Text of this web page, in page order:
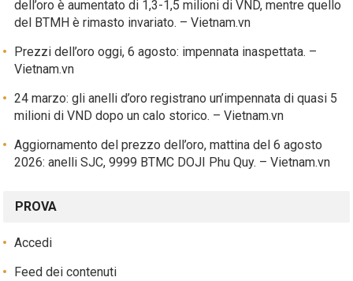
dell’oro è aumentato di 1,3-1,5 milioni di VND, mentre quello
del BTMH è rimasto invariato. – Vietnam.vn
Prezzi dell’oro oggi, 6 agosto: impennata inaspettata. –
Vietnam.vn
24 marzo: gli anelli d’oro registrano un’impennata di quasi 5
milioni di VND dopo un calo storico. – Vietnam.vn
Aggiornamento del prezzo dell’oro, mattina del 6 agosto
2026: anelli SJC, 9999 BTMC DOJI Phu Quy. – Vietnam.vn
PROVA
Accedi
Feed dei contenuti